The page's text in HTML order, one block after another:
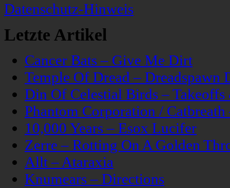
Datenschutz-Hinweis
Letzte Artikel
Cancer Bats – Give Me Dirt
Temple Of Dread – Dreadspawn
Din Of Celestial Birds –
Phantom Corporation /
10,000 Years – Esox Lucifer
Zerre – Rotting On A Golden
Allt – Ataraxia
Knumears – Directions